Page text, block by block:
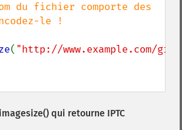
du fichier comporte des
( "http://www.example.com/
qui retourne IPTC